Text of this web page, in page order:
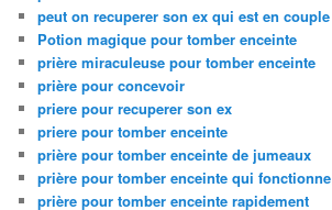
peut on recuperer son ex qui est en couple
Potion magique pour tomber enceinte
prière miraculeuse pour tomber enceinte
prière pour concevoir
priere pour recuperer son ex
priere pour tomber enceinte
prière pour tomber enceinte de jumeaux
prière pour tomber enceinte qui fonctionne
prière pour tomber enceinte rapidement